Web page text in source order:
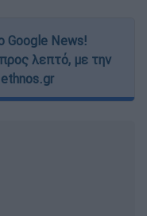
Google News!
λεπτό, με την